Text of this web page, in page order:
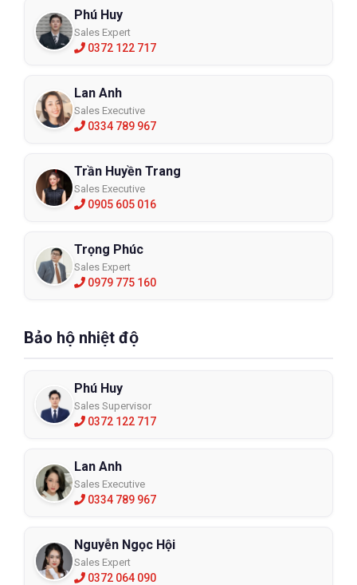
Phú Huy
Sales Expert
0372 122 717
Lan Anh
Sales Executive
0334 789 967
Trần Huyền Trang
Sales Executive
0905 605 016
Trọng Phúc
Sales Expert
0979 775 160
Bảo hộ nhiệt độ
Phú Huy
Sales Supervisor
0372 122 717
Lan Anh
Sales Executive
0334 789 967
Nguyễn Ngọc Hội
Sales Expert
0372 064 090